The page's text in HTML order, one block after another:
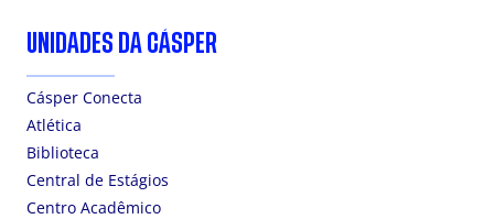
UNIDADES DA CÁSPER
Cásper Conecta
Atlética
Biblioteca
Central de Estágios
Centro Acadêmico